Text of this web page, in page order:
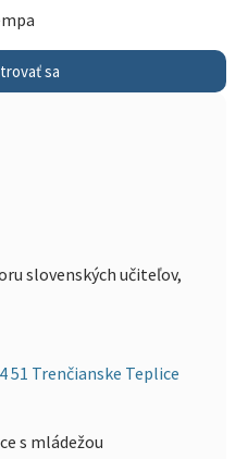
sa
slovenských učiteľov,
51 Trenčianske Teplice
s mládežou